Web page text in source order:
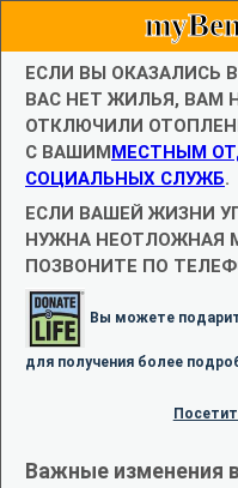
ЕСЛИ ВЫ ОКАЗАЛИСЬ
ВАС НЕТ ЖИЛЬЯ, ВАМ
ОТКЛЮЧИЛИ
С ВАШИММЕСТНЫМ
СОЦИАЛЬНЫХ СЛУЖБ.
ЕСЛИ ВАШЕЙ ЖИЗНИ
НУЖНА НЕОТЛОЖНАЯ
ПОЗВОНИТЕ ПО
Вы можете
для получения более
Важные изменения